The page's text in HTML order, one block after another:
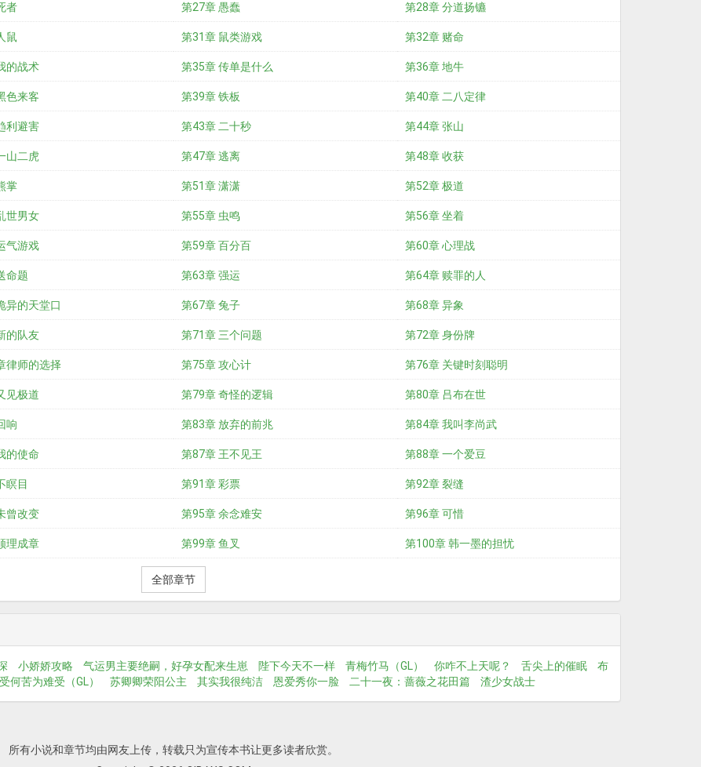
者 第27章 愚蠢 第28章 分道扬镳
鼠 第31章 鼠类游戏 第32章 赌命
的战术 第35章 传单是什么 第36章 地牛
色来客 第39章 铁板 第40章 二八定律
利避害 第43章 二十秒 第44章 张山
山二虎 第47章 逃离 第48章 收获
掌 第51章 潇潇 第52章 极道
世男女 第55章 虫鸣 第56章 坐着
气游戏 第59章 百分百 第60章 心理战
命题 第63章 强运 第64章 赎罪的人
异的天堂口 第67章 兔子 第68章 异象
的队友 第71章 三个问题 第72章 身份牌
律师的选择 第75章 攻心计 第76章 关键时刻聪明
见极道 第79章 奇怪的逻辑 第80章 吕布在世
响 第83章 放弃的前兆 第84章 我叫李尚武
的使命 第87章 王不见王 第88章 一个爱豆
瞑目 第91章 彩票 第92章 裂缝
曾改变 第95章 余念难安 第96章 可惜
理成章 第99章 鱼叉 第100章 韩一墨的担忧
全部章节
小娇娇攻略 气运男主要绝嗣，好孕女配来生崽 陛下今天不一样 青梅竹马（GL） 你咋不上天呢？ 舌尖上的催眠
布
受何苦为难受（GL） 苏卿卿荣阳公主 其实我很纯洁 恩爱秀你一脸 二十一夜：蔷薇之花田篇 渣少女战士
所有小说和章节均由网友上传，转载只为宣传本书让更多读者欣赏。